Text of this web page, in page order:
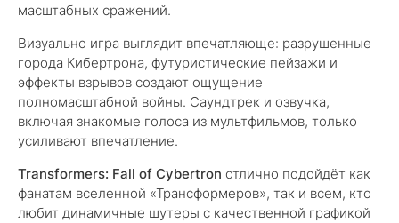
масштабных сражений.
Визуально игра выглядит впечатляюще: разрушенные
города Кибертрона, футуристические пейзажи и
эффекты взрывов создают ощущение
полномасштабной войны. Саундтрек и озвучка,
включая знакомые голоса из мультфильмов, только
усиливают впечатление.
Transformers: Fall of Cybertron отлично подойдёт как
фанатам вселенной «Трансформеров», так и всем, кто
любит динамичные шутеры с качественной графикой